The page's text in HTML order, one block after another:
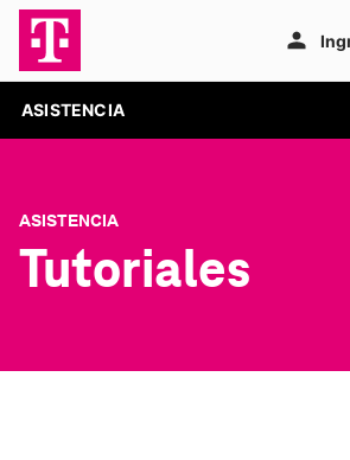
ASISTENCIA
ASISTENCIA
Tutoriales